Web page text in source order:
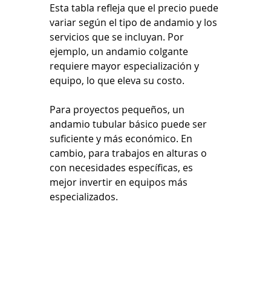
Esta tabla refleja que el precio puede
variar según el tipo de andamio y los
servicios que se incluyan. Por
ejemplo, un andamio colgante
requiere mayor especialización y
equipo, lo que eleva su costo.
Para proyectos pequeños, un
andamio tubular básico puede ser
suficiente y más económico. En
cambio, para trabajos en alturas o
con necesidades específicas, es
mejor invertir en equipos más
especializados.